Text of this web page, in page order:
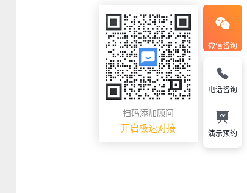
微信咨询
扫码添加顾问
开启极速对接
电话咨询
演示预约